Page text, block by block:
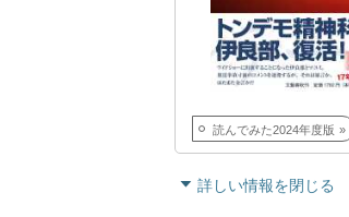
読んでみた2024年度版
詳しい情報を閉じる